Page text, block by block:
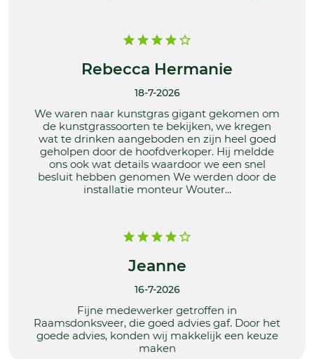
Rebecca Hermanie
18-7-2026
We waren naar kunstgras gigant gekomen om
de kunstgrassoorten te bekijken, we kregen
wat te drinken aangeboden en zijn heel goed
geholpen door de hoofdverkoper. Hij meldde
ons ook wat details waardoor we een snel
besluit hebben genomen We werden door de
installatie monteur Wouter...
Jeanne
16-7-2026
Fijne medewerker getroffen in
Raamsdonksveer, die goed advies gaf. Door het
goede advies, konden wij makkelijk een keuze
maken